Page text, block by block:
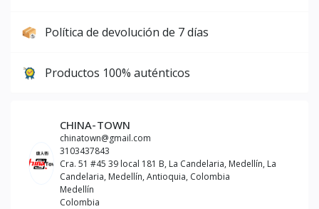
Política de devolución de 7 días
Productos 100% auténticos
CHINA-TOWN
chinatown@gmail.com
3103437843
Cra. 51 #45 39 local 181 B, La Candelaria, Medellín, La
Candelaria, Medellín, Antioquia, Colombia
Medellín
Colombia